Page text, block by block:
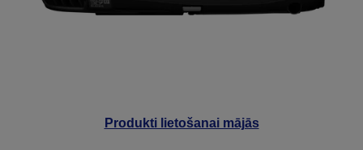
Produkti lietošanai mājās